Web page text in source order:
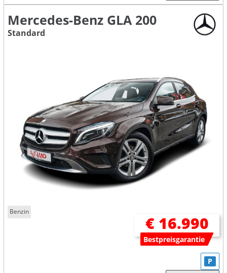
Mercedes-Benz GLA 200
Standard
Benzin
€ 16.990
Bestpreisgarantie
P